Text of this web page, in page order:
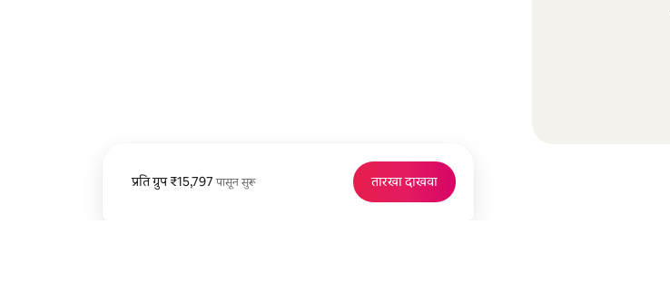
प्रति ग्रुप ₹15,797 पासून सुरू
प्रति ग्रुप ₹15,797 पासून तारखा दाखवा